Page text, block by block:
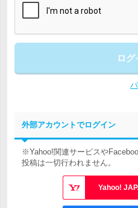
ログ
外部アカウントでログイン
※Yahoo!関連サービスや
投稿は一切行われません。
Yahoo!